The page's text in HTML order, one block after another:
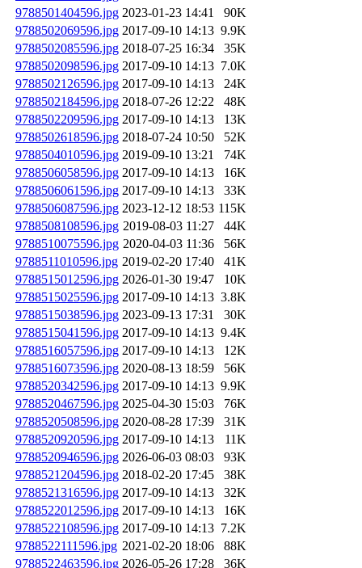
9788501404596.jpg 2023-01-23 14:41
90K
9788502069596.jpg 2017-09-10 14:13 9.9K
9788502085596.jpg 2018-07-25 16:34
35K
9788502098596.jpg 2017-09-10 14:13 7.0K
9788502126596.jpg 2017-09-10 14:13
24K
9788502184596.jpg 2018-07-26 12:22
48K
9788502209596.jpg 2017-09-10 14:13
13K
9788502618596.jpg 2018-07-24 10:50
52K
9788504010596.jpg 2019-09-10 13:21
74K
9788506058596.jpg 2017-09-10 14:13
16K
9788506061596.jpg 2017-09-10 14:13
33K
9788506087596.jpg 2023-12-12 18:53 115K
9788508108596.jpg 2019-08-03 11:27
44K
9788510075596.jpg 2020-04-03 11:36
56K
9788511010596.jpg 2019-02-20 17:40
41K
9788515012596.jpg 2026-01-30 19:47
10K
9788515025596.jpg 2017-09-10 14:13 3.8K
9788515038596.jpg 2023-09-13 17:31
30K
9788515041596.jpg 2017-09-10 14:13 9.4K
9788516057596.jpg 2017-09-10 14:13
12K
9788516073596.jpg 2020-08-13 18:59
56K
9788520342596.jpg 2017-09-10 14:13 9.9K
9788520467596.jpg 2025-04-30 15:03
76K
9788520508596.jpg 2020-08-28 17:39
31K
9788520920596.jpg 2017-09-10 14:13
11K
9788520946596.jpg 2026-06-03 08:03
93K
9788521204596.jpg 2018-02-20 17:45
38K
9788521316596.jpg 2017-09-10 14:13
32K
9788522012596.jpg 2017-09-10 14:13
16K
9788522108596.jpg 2017-09-10 14:13 7.2K
9788522111596.jpg 2021-02-20 18:06
88K
9788522463596.jpg 2026-05-26 17:28
36K